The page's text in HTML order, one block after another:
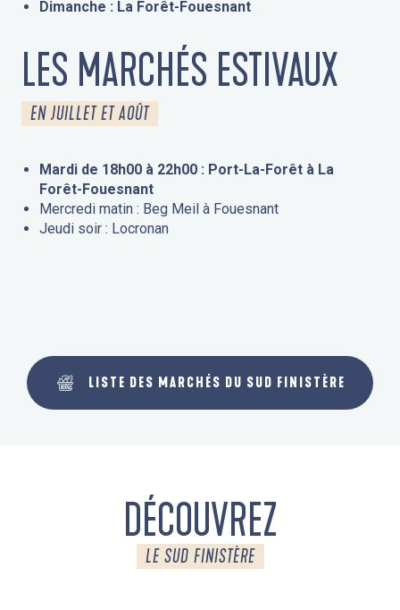
Dimanche : La Forêt-Fouesnant
LES MARCHÉS ESTIVAUX
EN JUILLET ET AOÛT
Mardi de 18h00 à 22h00 : Port-La-Forêt à La
Forêt-Fouesnant
Mercredi matin : Beg Meil à Fouesnant
Jeudi soir : Locronan
LISTE DES MARCHÉS DU SUD FINISTÈRE
DÉCOUVREZ
LE SUD FINISTÈRE